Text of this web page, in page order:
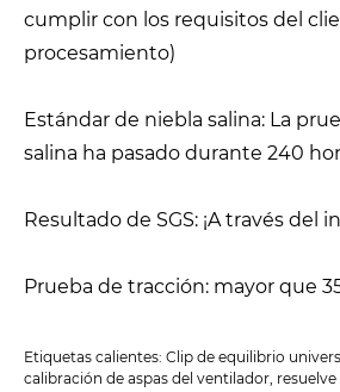
cumplir con los requisitos del
procesamiento)
Estándar de niebla salina: La
salina ha pasado durante 240
Resultado de SGS: ¡A través del
Prueba de tracción: mayor que
Etiquetas calientes: Clip de equilibrio
calibración de aspas del ventilador,